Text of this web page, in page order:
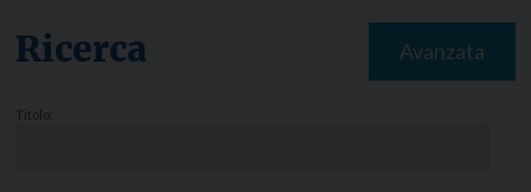
Ricerca Avanzata
Titolo: